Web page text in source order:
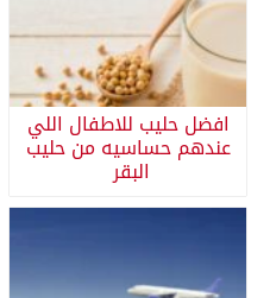
افضل حليب للاطفال اللي
عندهم حساسيه من حليب
البقر